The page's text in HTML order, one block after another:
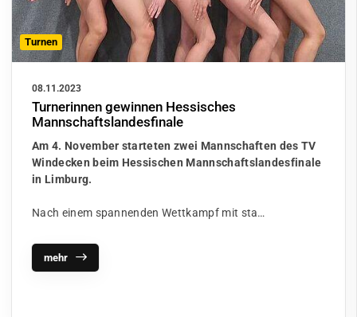
Turnen
08.11.2023
Turnerinnen gewinnen Hessisches
Mannschaftslandesfinale
Am 4. November starteten zwei Mannschaften des TV
Windecken beim Hessischen Mannschaftslandesfinale
in Limburg.
Nach einem spannenden Wettkampf mit sta…
mehr